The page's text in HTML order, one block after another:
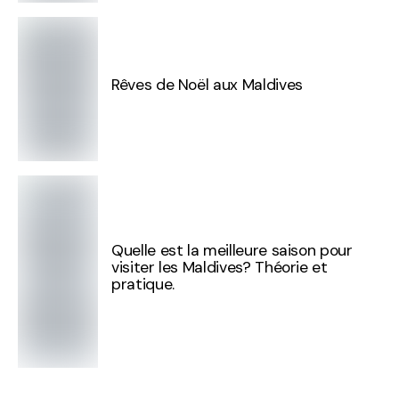
Rêves de Noël aux Maldives
Quelle est la meilleure saison pour
visiter les Maldives? Théorie et
pratique.